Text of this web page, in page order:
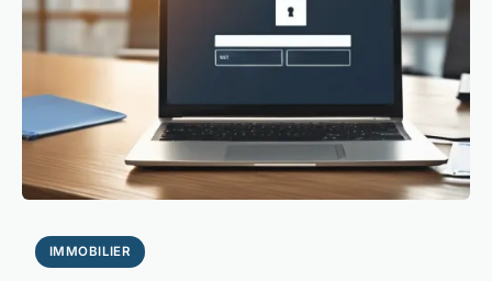
IMMOBILIER